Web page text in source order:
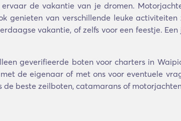
ervaar de vakantie van je dromen.
genieten van verschillende leuke
vakantie, of zelfs voor een feestje.
geverifieerde boten voor charters in
de eigenaar of met ons voor eventuele
beste zeilboten, catamarans of